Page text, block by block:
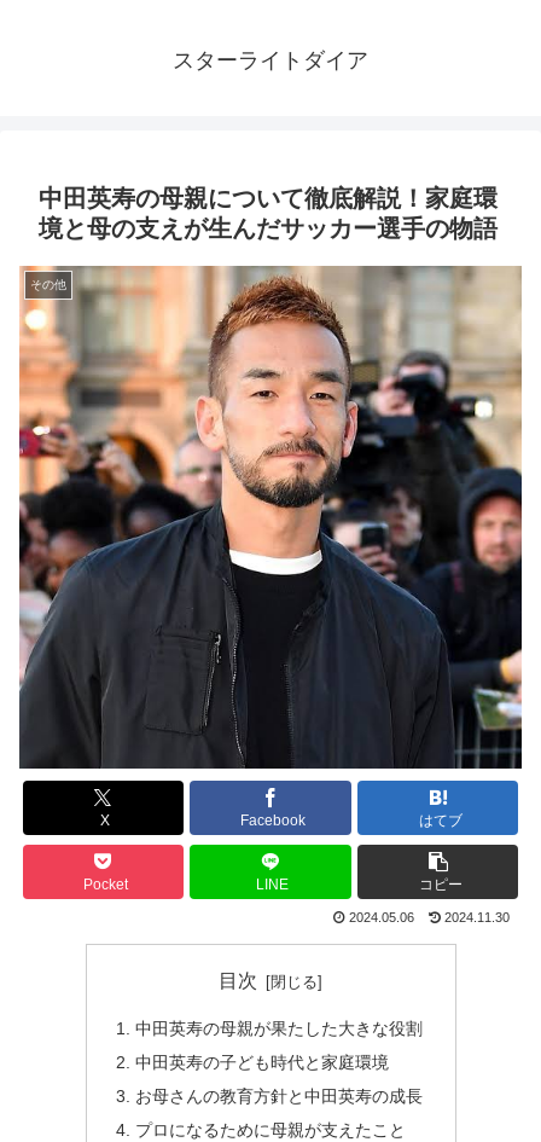
スターライトダイア
中田英寿の母親について徹底解説！家庭環
境と母の支えが生んだサッカー選手の物語
その他
X Facebook はてブ
Pocket LINE コピー
2024.05.06 2024.11.30
目次
中田英寿の母親が果たした大きな役割
中田英寿の子ども時代と家庭環境
お母さんの教育方針と中田英寿の成長
プロになるために母親が支えたこと